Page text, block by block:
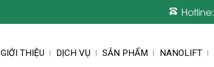
Hotline:
GIỚI THIỆU DỊCH VỤ SẢN PHẨM NANOLIFT